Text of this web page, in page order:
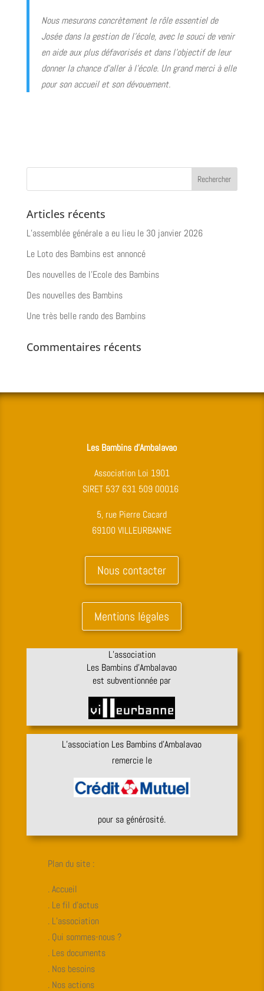
Nous mesurons concrètement le rôle essentiel de
Josée dans la gestion de l’école, avec le souci de venir
en aide aux plus défavorisés et dans l’objectif de leur
donner la chance d’aller à l’école. Un grand merci à elle
pour son accueil et son dévouement.
Articles récents
L’assemblée générale a eu lieu le 30 janvier 2026
Le Loto des Bambins est annoncé
Des nouvelles de l’Ecole des Bambins
Des nouvelles des Bambins
Une très belle rando des Bambins
Commentaires récents
Les Bambins d’Ambalavao
Association Loi 1901
SIRET 537 631 509 00016
5, rue Pierre Cacard
69100 VILLEURBANNE
Nous contacter
Mentions légales
L’association
Les Bambins d’Ambalavao
est subventionnée par
L’association Les Bambins d’Ambalavao
remercie le
pour sa générosité.
Plan du site :
. Accueil
. Le fil d’actus
. L’association
. Qui sommes-nous ?
. Les documents
. Nos besoins
. Nos actions